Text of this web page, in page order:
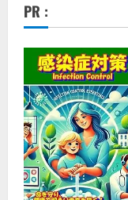
PR :